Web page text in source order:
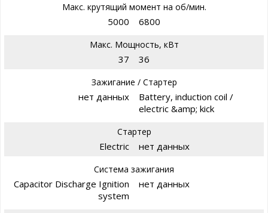
Макс. крутящий момент на об/мин.
5000 6800
Макс. Мощность, кВт
37 36
Зажигание / Стартер
нет данных
Battery, induction coil /
electric &amp; kick
Стартер
Electric нет данных
Система зажигания
Capacitor Discharge Ignition
system
нет данных